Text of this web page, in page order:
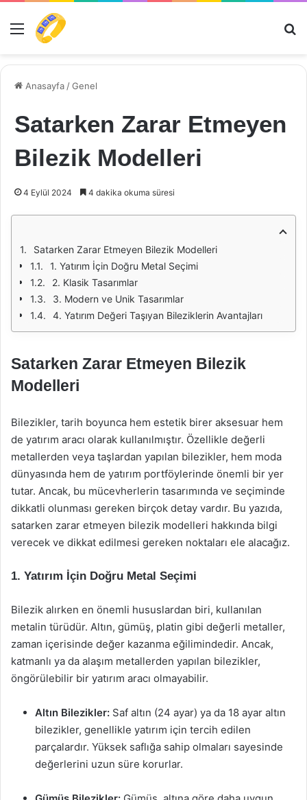
Menü
Anasayfa /Genel
Satarken Zarar Etmeyen
Bilezik Modelleri
4 Eylül 2024 4 dakika okuma süresi
Satarken Zarar Etmeyen Bilezik Modelleri
1. Yatırım İçin Doğru Metal Seçimi
2. Klasik Tasarımlar
3. Modern ve Unik Tasarımlar
4. Yatırım Değeri Taşıyan Bileziklerin Avantajları
Satarken Zarar Etmeyen Bilezik
Modelleri
Bilezikler, tarih boyunca hem estetik birer aksesuar hem
de yatırım aracı olarak kullanılmıştır. Özellikle değerli
metallerden veya taşlardan yapılan bilezikler, hem moda
dünyasında hem de yatırım portföylerinde önemli bir yer
tutar. Ancak, bu mücevherlerin tasarımında ve seçiminde
dikkatli olunması gereken birçok detay vardır. Bu yazıda,
satarken zarar etmeyen bilezik modelleri hakkında bilgi
verecek ve dikkat edilmesi gereken noktaları ele alacağız.
1. Yatırım İçin Doğru Metal Seçimi
Bilezik alırken en önemli hususlardan biri, kullanılan
metalin türüdür. Altın, gümüş, platin gibi değerli metaller,
zaman içerisinde değer kazanma eğilimindedir. Ancak,
katmanlı ya da alaşım metallerden yapılan bilezikler,
öngörülebilir bir yatırım aracı olmayabilir.
Altın Bilezikler: Saf altın (24 ayar) ya da 18 ayar altın
bilezikler, genellikle yatırım için tercih edilen
parçalardır. Yüksek saflığa sahip olmaları sayesinde
değerlerini uzun süre korurlar.